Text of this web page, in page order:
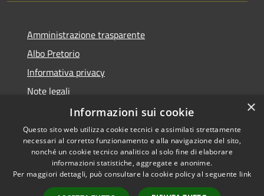
Amministrazione trasparente
Albo Pretorio
Informativa privacy
Note legali
Dichiarazione di accessibilità
RSS
Accessibilità
Copyright © 2021 • Città
di San Benedetto Po •
×
Informazioni sui cookie
Questo sito web utilizza cookie tecnici e assimilati strettamente
necessari al corretto funzionamento e alla navigazione del sito,
nonché un cookie tecnico analitico al solo fine di elaborare
informazioni statistiche, aggregate e anonime.
Per maggiori dettagli, può consultare la cookie policy al seguente link